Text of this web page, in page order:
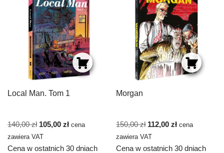
Local Man. Tom 1
140,00zł 105,00 zł cena
zawiera VAT
Cena w ostatnich 30 dniach
Morgan
150,00zł 112,00zł cena
zawiera VAT
Cena w ostatnich 30 dniach